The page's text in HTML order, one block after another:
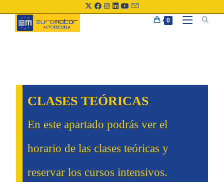
0
CLASES TEÓRICAS
En este apartado podrás ver el
horario de las clases teóricas y
reservar los cursos intensivos.